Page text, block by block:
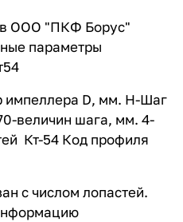
ООО "ПКФ Борус"
параметры
D, мм. Н-Шаг
величин шага, мм. 4-
Кт-54 Код профиля
с числом лопастей.